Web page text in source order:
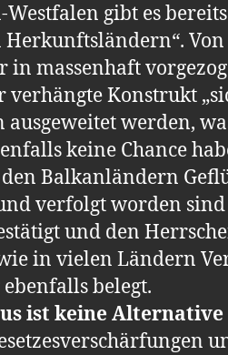
gibt es
Herkunftsländern“.
in massenhaft
Konstrukt
ausgeweitet werden,
keine Chance
Balkanländern
verfolgt worden
und den
in vielen Ländern
belegt.
ist keine Alternative